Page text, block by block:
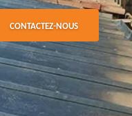
CONTACTEZ-NOUS